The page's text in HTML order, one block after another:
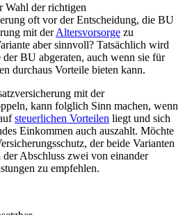
Wahl der richtigen
oft vor der Entscheidung, die BU
mit derAltersvorsorge zu
aber sinnvoll? Tatsächlich wird
BU abgeraten, auch wenn sie für
durchaus Vorteile bieten kann.
mit der
kann folglich Sinn machen, wenn
steuerlichen Vorteilen liegt und sich
Einkommen auch auszahlt. Möchte
der beide Varianten
Abschluss zwei von einander
zu empfehlen.